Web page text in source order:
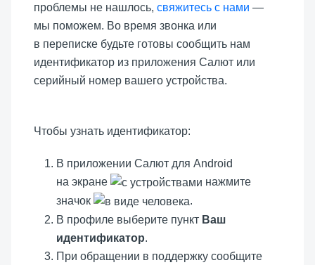
проблемы не нашлось, свяжитесь с нами —
мы поможем. Во время звонка или
в переписке будьте готовы сообщить нам
идентификатор из приложения Салют или
серийный номер вашего устройства.
Чтобы узнать идентификатор:
В приложении Салют для Android
на экране
нажмите
значок
.
В профиле выберите пункт Ваш
идентификатор.
При обращении в поддержку сообщите